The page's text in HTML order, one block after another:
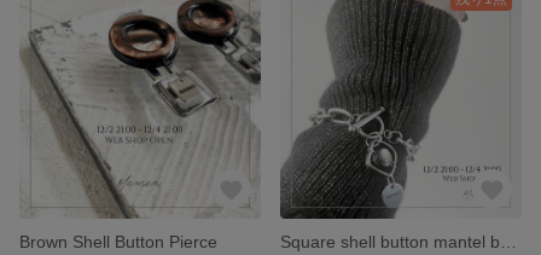
Brown Shell Button Pierce